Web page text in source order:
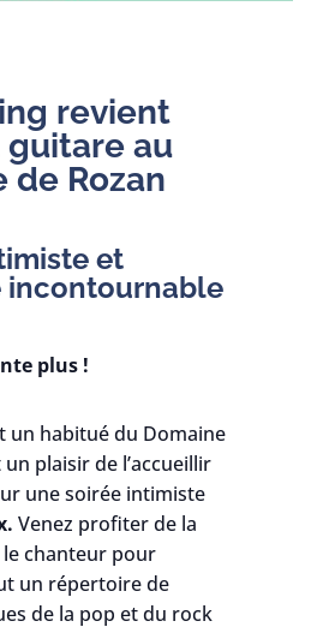
revient
guitare au
de Rozan
et
incontournable
plus !
un habitué du Domaine
un plaisir de l’accueillir
une soirée intimiste
Venez profiter de la
chanteur pour
un répertoire de
de la pop et du rock